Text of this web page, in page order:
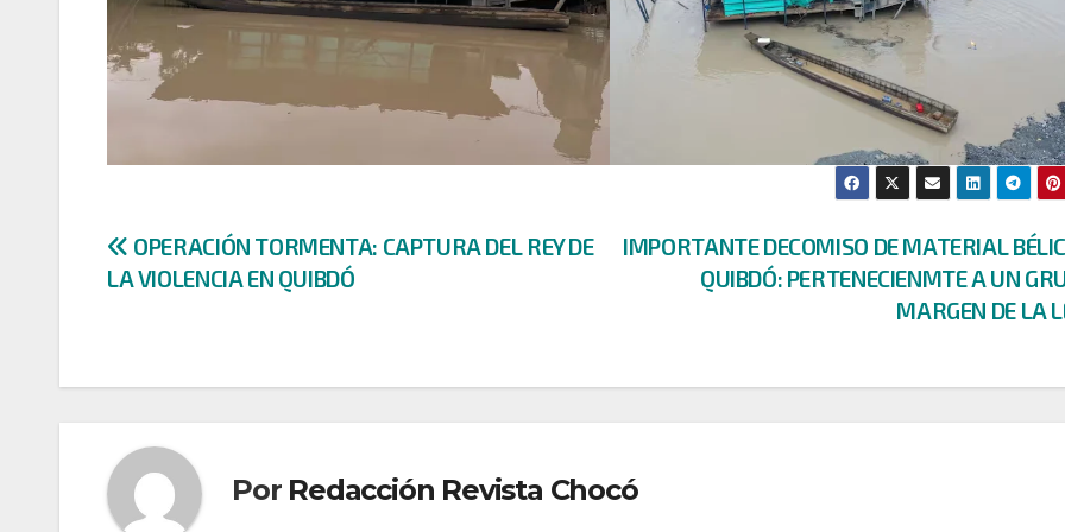
Navegación
IMPORTANTE DECOMISO DE MATERIAL
QUIBDÓ: PERTENECIENMTE A UN
MARGEN DE LA
OPERACIÓN TORMENTA: CAPTURA DEL REY DE
LA VIOLENCIA EN QUIBDÓ
Por Redacción Revista Chocó